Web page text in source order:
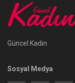
Güncel Kadın
Sosyal Medya